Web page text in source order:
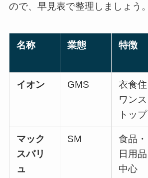
ので、早見表で整理しましょう。
名称 業態 特徴
イオン GMS
衣食住
ワンス
トップ
マック
スバリ
ュ
SM
食品・
日用品
中心